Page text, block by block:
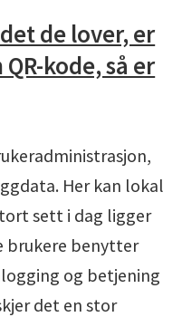
de lover, er
kode, så er
Her kan lokal
sett i dag ligger
brukere benytter
og betjening
det en stor